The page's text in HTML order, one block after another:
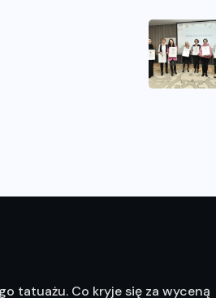
tatuażu. Co kryje się za wyceną